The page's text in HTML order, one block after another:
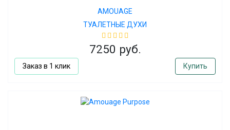
AMOUAGE
ТУАЛЕТНЫЕ ДУХИ
7250 руб.
Заказ в 1 клик Купить